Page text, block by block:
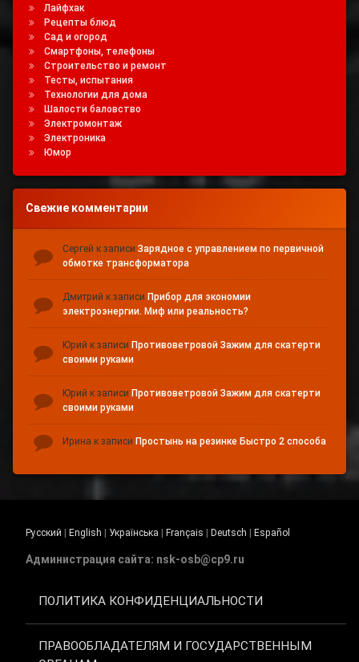
Лайфхак
Рецепты блюд
Сад и огород
Смартфоны, телефоны
Строительство и ремонт
Тесты, испытания
Технологии для дома
Шалости баловство
Электромонтаж
Электроника
Юмор
Свежие комментарии
Сергей к записи Зарядное с управлением по первичной
обмотке трансформатора
Дмитрий к записи Прибор для экономии
электроэнергии. Миф или реальность?
Юрий к записи Противоветровой Зажим для скатерти
своими руками
Юрий к записи Противоветровой Зажим для скатерти
своими руками
Ирина к записи Простынь на резинке Быстро 2 способа
Русский | English | Українська | Français | Deutsch | Español
Администрация сайта: nsk-osb@cp9.ru
ПОЛИТИКА КОНФИДЕНЦИАЛЬНОСТИ
ПРАВООБЛАДАТЕЛЯМ И ГОСУДАРСТВЕННЫМ